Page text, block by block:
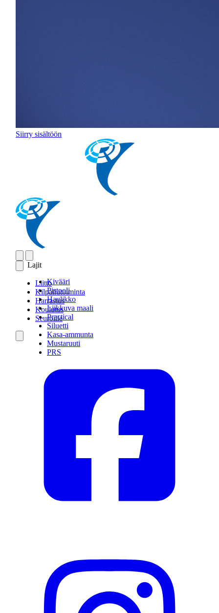
Siirry sisältöön
Lajit
Kivääri
Pistooli
Haulikko
Liikkuva maali
Practical
Siluetti
Kasa-ammunta
Mustaruuti
PRS
Liitto
Kilpailutoiminta
Harrastus
Koulutus
Seuroille